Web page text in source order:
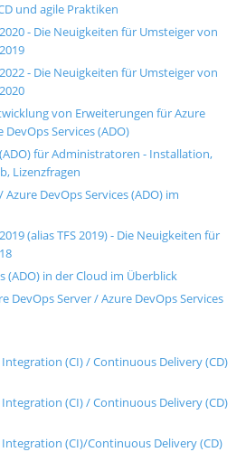
und agile Praktiken
- Die Neuigkeiten für Umsteiger von
- Die Neuigkeiten für Umsteiger von
von Erweiterungen für Azure
Services (ADO)
für Administratoren - Installation,
Lizenzfragen
DevOps Services (ADO) im
(alias TFS 2019) - Die Neuigkeiten für
(ADO) in der Cloud im Überblick
DevOps Server / Azure DevOps Services
(CI) / Continuous Delivery (CD)
(CI) / Continuous Delivery (CD)
(CI)/Continuous Delivery (CD)